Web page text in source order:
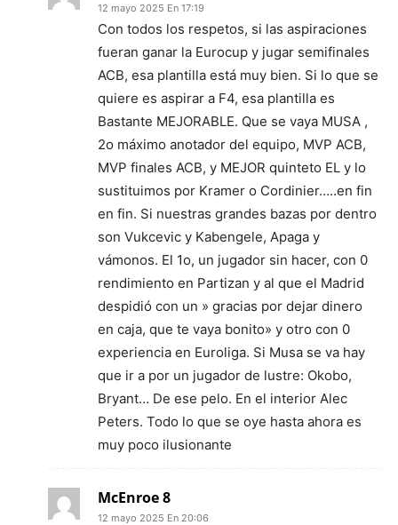
12 mayo 2025 En 17:19
Con todos los respetos, si las aspiraciones
fueran ganar la Eurocup y jugar semifinales
ACB, esa plantilla está muy bien. Si lo que se
quiere es aspirar a F4, esa plantilla es
Bastante MEJORABLE. Que se vaya MUSA ,
2o máximo anotador del equipo, MVP ACB,
MVP finales ACB, y MEJOR quinteto EL y lo
sustituimos por Kramer o Cordinier…..en fin
en fin. Si nuestras grandes bazas por dentro
son Vukcevic y Kabengele, Apaga y
vámonos. El 1o, un jugador sin hacer, con 0
rendimiento en Partizan y al que el Madrid
despidió con un » gracias por dejar dinero
en caja, que te vaya bonito» y otro con 0
experiencia en Euroliga. Si Musa se va hay
que ir a por un jugador de lustre: Okobo,
Bryant… De ese pelo. En el interior Alec
Peters. Todo lo que se oye hasta ahora es
muy poco ilusionante
McEnroe 8
12 mayo 2025 En 20:06